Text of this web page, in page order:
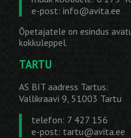
e-post: info@avita.ee
Õpetajatele on esindus
kokkuleppel.
TARTU
AS BIT aadress Tartus:
Vallikraavi 9, 51003 Tartu
telefon: 7 427 156
e-post: tartu@avita.ee